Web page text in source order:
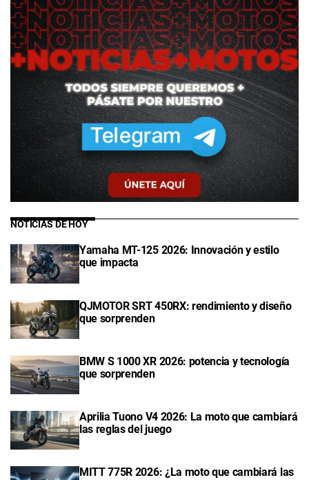
NOTICIAS DE HOY
Yamaha MT-125 2026: Innovación y estilo
que impacta
QJMOTOR SRT 450RX: rendimiento y diseño
que sorprenden
BMW S 1000 XR 2026: potencia y tecnología
que sorprenden
Aprilia Tuono V4 2026: La moto que cambiará
las reglas del juego
MITT 775R 2026: ¿La moto que cambiará las